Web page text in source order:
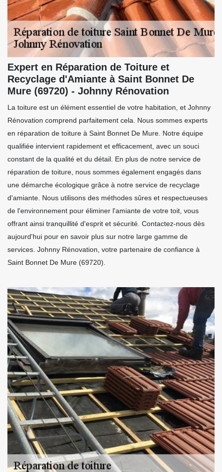
Expert en Réparation de Toiture et
Recyclage d'Amiante à Saint Bonnet De
Mure (69720) - Johnny Rénovation
La toiture est un élément essentiel de votre habitation, et Johnny
Rénovation comprend parfaitement cela. Nous sommes experts
en réparation de toiture à Saint Bonnet De Mure. Notre équipe
qualifiée intervient rapidement et efficacement, avec un souci
constant de la qualité et du détail. En plus de notre service de
réparation de toiture, nous sommes également engagés dans
une démarche écologique grâce à notre service de recyclage
d'amiante. Nous utilisons des méthodes sûres et respectueuses
de l'environnement pour éliminer l'amiante de votre toit, vous
offrant ainsi tranquillité d'esprit et sécurité. Contactez-nous dès
aujourd'hui pour en savoir plus sur notre large gamme de
services. Johnny Rénovation, votre partenaire de confiance à
Saint Bonnet De Mure (69720).